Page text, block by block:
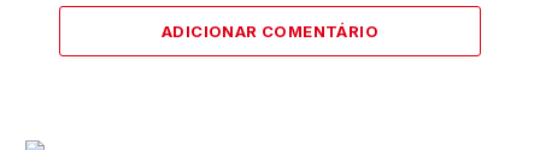
ADICIONAR COMENTÁRIO